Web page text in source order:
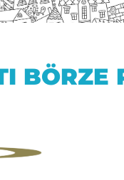
BÖRZE